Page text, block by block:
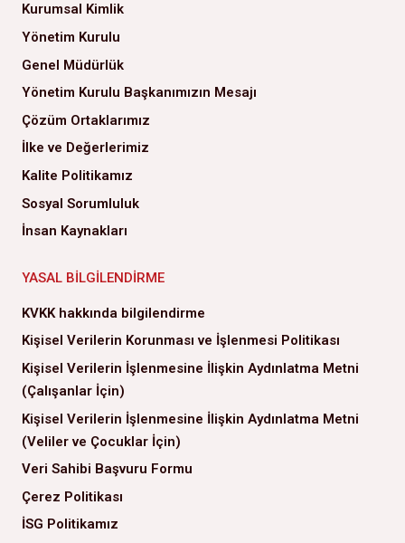
Kurumsal Kimlik
Yönetim Kurulu
Genel Müdürlük
Yönetim Kurulu Başkanımızın Mesajı
Çözüm Ortaklarımız
İlke ve Değerlerimiz
Kalite Politikamız
Sosyal Sorumluluk
İnsan Kaynakları
YASAL BILGILENDIRME
KVKK hakkında bilgilendirme
Kişisel Verilerin Korunması ve İşlenmesi Politikası
Kişisel Verilerin İşlenmesine İlişkin Aydınlatma Metni
(Çalışanlar İçin)
Kişisel Verilerin İşlenmesine İlişkin Aydınlatma Metni
(Veliler ve Çocuklar İçin)
Veri Sahibi Başvuru Formu
Çerez Politikası
İSG Politikamız